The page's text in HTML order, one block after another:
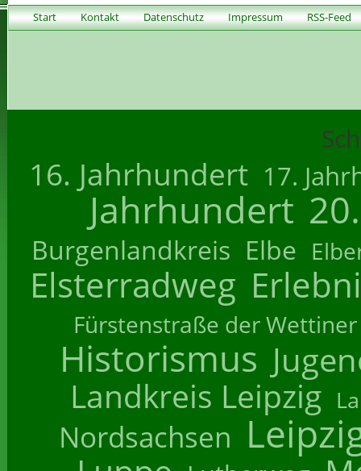
Start Kontakt Datenschutz Impressum RSS-Feed
16. Jahrhundert 17.
Jahrhundert
Burgenlandkreis Elbe
Elsterradweg
Fürstenstraße der Wettiner
Historismus
Landkreis Leipzig
Nordsachsen